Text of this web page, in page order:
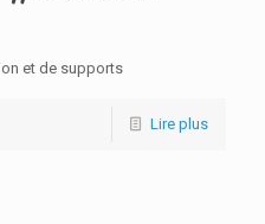
et de supports
Lire plus